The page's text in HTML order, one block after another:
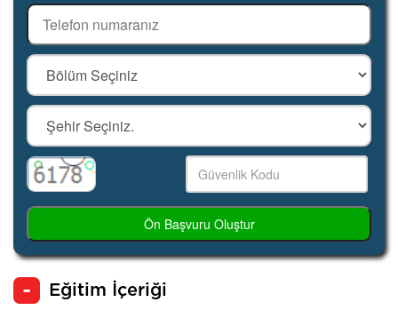
Ön Başvuru Oluştur
Eğitim İçeriği